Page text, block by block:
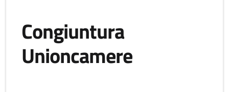
Congiuntura
Unioncamere